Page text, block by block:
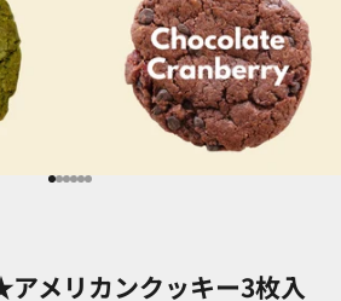
I18n Error: Missing interpolation
I18n Error: Missing interpolation
I18n Error: Missing interpolation
I18n Error: Missing interpolation
I18n Error: Missing interpolation
I18n Error: Missing
メリカンクッキー3枚入